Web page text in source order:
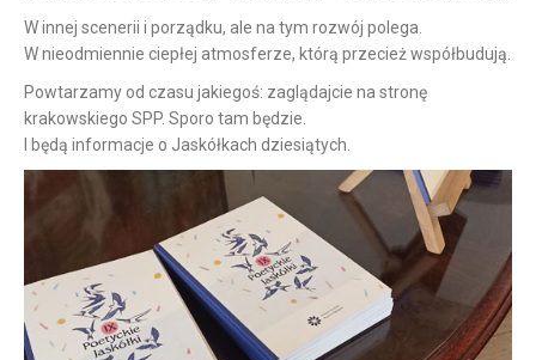
W innej scenerii i porządku, ale na tym rozwój polega.
W nieodmiennie ciepłej atmosferze, którą przecież współbudują.
Powtarzamy od czasu jakiegoś: zaglądajcie na stronę
krakowskiego SPP. Sporo tam będzie.
I będą informacje o Jaskółkach dziesiątych.